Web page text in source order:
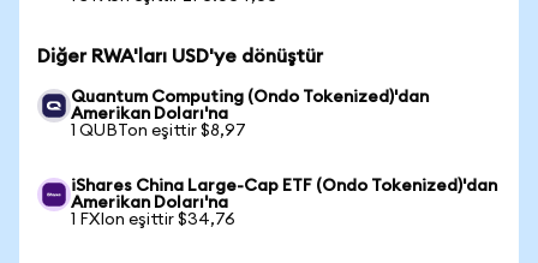
Diğer RWA'ları USD'ye dönüştür
Quantum Computing (Ondo Tokenized)'dan
Amerikan Doları'na
1 QUBTon eşittir $8,97
iShares China Large-Cap ETF (Ondo Tokenized)'dan
Amerikan Doları'na
1 FXIon eşittir $34,76